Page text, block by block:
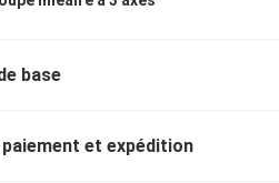
base
et expédition